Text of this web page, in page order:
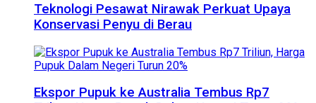
Teknologi Pesawat Nirawak Perkuat Upaya
Konservasi Penyu di Berau
Ekspor Pupuk ke Australia Tembus Rp7